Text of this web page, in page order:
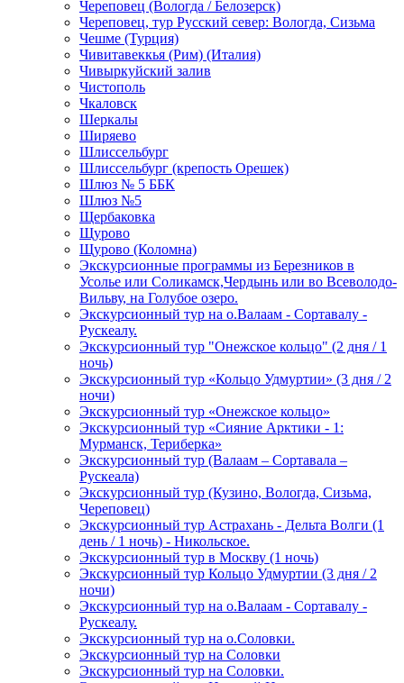
Череповец (Вологда / Белозерск)
Череповец, тур Русский север: Вологда, Сизьма
Чешме (Турция)
Чивитавеккья (Рим) (Италия)
Чивыркуйский залив
Чистополь
Чкаловск
Шеркалы
Ширяево
Шлиссельбург
Шлиссельбург (крепость Орешек)
Шлюз № 5 ББК
Шлюз №5
Щербаковка
Щурово
Щурово (Коломна)
Экскурсионные программы из Березников в
Усолье или Соликамск,Чердынь или во Всеволодо-
Вильву, на Голубое озеро.
Экскурсионный тур на о.Валаам - Сортавалу -
Рускеалу.
Экскурсионный тур "Онежское кольцо" (2 дня / 1
ночь)
Экскурсионный тур «Кольцо Удмуртии» (3 дня / 2
ночи)
Экскурсионный тур «Онежское кольцо»
Экскурсионный тур «Сияние Арктики - 1:
Мурманск, Териберка»
Экскурсионный тур (Валаам – Сортавала –
Рускеала)
Экскурсионный тур (Кузино, Вологда, Сизьма,
Череповец)
Экскурсионный тур Астрахань - Дельта Волги (1
день / 1 ночь) - Никольское.
Экскурсионный тур в Москву (1 ночь)
Экскурсионный тур Кольцо Удмуртии (3 дня / 2
ночи)
Экскурсионный тур на о.Валаам - Сортавалу -
Рускеалу.
Экскурсионный тур на о.Соловки.
Экскурсионный тур на Соловки
Экскурсионный тур на Соловки.